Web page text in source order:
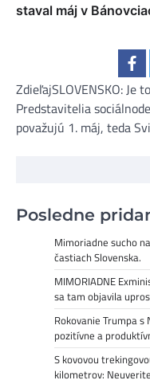
staval máj v
ZdieľajSLOVENSKO: Je
Predstavitelia
považujú 1. máj, teda
Posledne
Mimoriadne sucho
častiach Slovenska.
MIMORIADNE
sa tam objavila
Rokovanie Trumpa
pozitívne a
S kovovou
kilometrov: